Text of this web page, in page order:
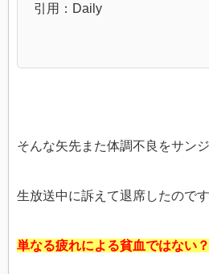
引用：Daily
そんな矢先また体調不良をサン
生放送中に訴えて退席したのです
単なる疲れによる貧血ではない？